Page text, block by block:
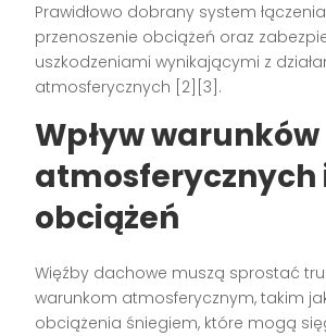
Prawidłowo dobrany system
przenoszenie obciążeń oraz
uszkodzeniami wynikającymi z
atmosferycznych [2][3].
Wpływ warunków
atmosferycznych
obciążeń
Więźby dachowe muszą sprostać
warunkom atmosferycznym, takim
obciążenia śniegiem, które mogą